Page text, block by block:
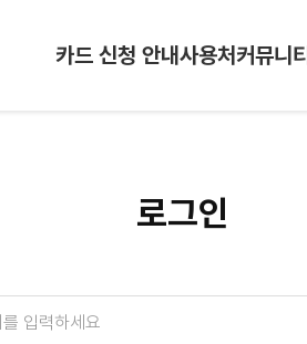
카드 신청 안내사용처 커뮤니티
로그인